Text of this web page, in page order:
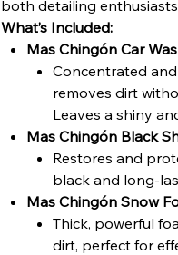
both detailing
What’s Included:
Mas Chingón Car
Concentrated
removes dirt
Leaves a shiny
Mas Chingón Black
Restores and
black and long-
Mas Chingón Snow
Thick, powerful
dirt, perfect for